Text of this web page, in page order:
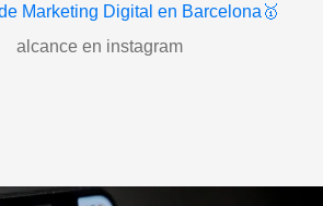
Marketing Digital en Barcelona🥇
alcance en instagram